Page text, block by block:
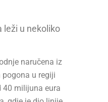
leži u nekoliko
naručena iz
pogona u regiji
40 milijuna eura